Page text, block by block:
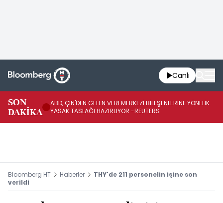
Canlı
SON
DAKİKA
ABD, ÇİN'DEN GELEN VERİ MERKEZİ BİLEŞENLERİNE YÖNELİK
YASAK TASLAĞI HAZIRLIYOR -REUTERS
Bloomberg HT Haberler
THY'de 211 personelin işine son
verildi